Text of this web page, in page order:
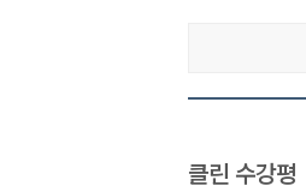
클린 수강평